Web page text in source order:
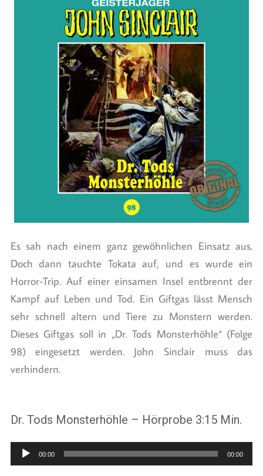
Es sah nach einem ganz gewöhnlichen Einsatz aus.
Doch dann tauchte Tokata auf, und es wurde ein
Horror-Trip. Auf einer einsamen Insel entbrennt der
Kampf auf Leben und Tod. Ein Giftgas lässt Mensch
sehr schnell altern und Tiere zu Monstern werden.
Dieses Giftgas soll in „Dr. Tods Monsterhöhle“ (Folge
98) eingesetzt werden. John Sinclair muss das
verhindern.
Dr. Tods Monsterhöhle – Hörprobe 3:15 Min.
Audio-
Player
00:00 00:00